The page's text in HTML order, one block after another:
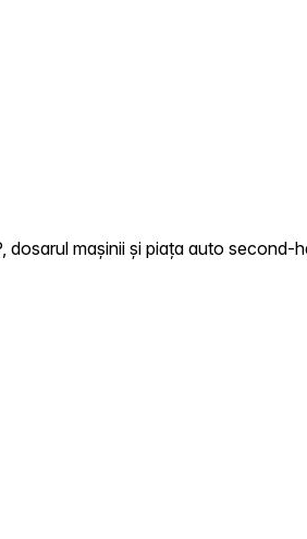
mașinii și piața auto second-